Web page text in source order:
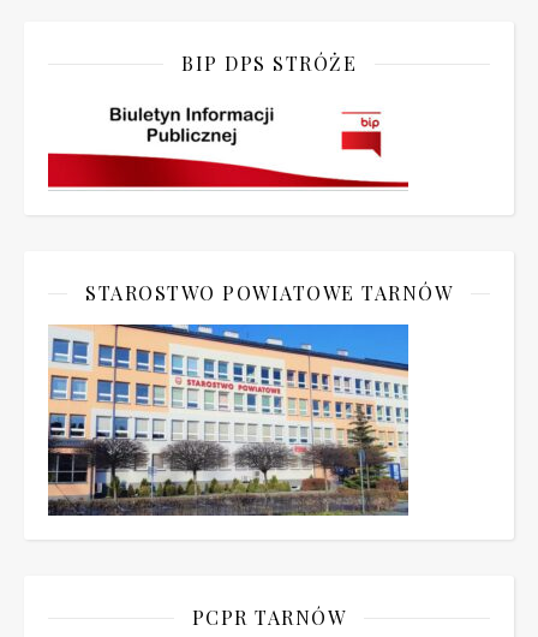
BIP DPS STRÓŻE
STAROSTWO POWIATOWE TARNÓW
PCPR TARNÓW